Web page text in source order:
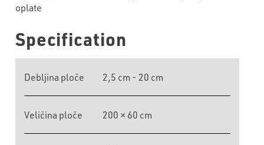
oplate
Specification
Debljina ploče 2,5 cm - 20 cm
Veličina ploče 200 × 60 cm